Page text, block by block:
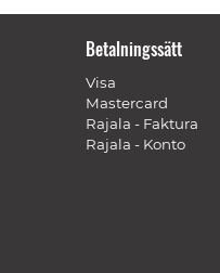
Betalningssätt
Visa
Mastercard
Rajala - Faktura
Rajala - Konto